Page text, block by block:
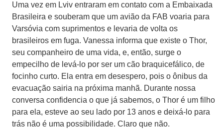
Uma vez em Lviv entraram em contato com a Embaixada
Brasileira e souberam que um avião da FAB voaria para
Varsóvia com suprimentos e levaria de volta os
brasileiros em fuga. Vanessa informa que existe o Thor,
seu companheiro de uma vida, e, então, surge o
empecilho de levá-lo por ser um cão braquicefálico, de
focinho curto. Ela entra em desespero, pois o ônibus da
evacuação sairia na próxima manhã. Durante nossa
conversa confidencia o que já sabemos, o Thor é um filho
para ela, esteve ao seu lado por 13 anos e deixá-lo para
trás não é uma possibilidade. Claro que não.